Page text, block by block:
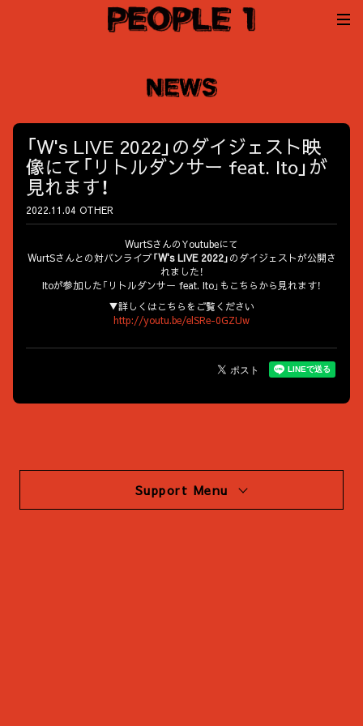
「W's LIVE 2022」のダイジェスト映
像にて「リトルダンサー feat. Ito」が
見れます！
2022.11.04 OTHER
WurtSさんのYoutubeにて
WurtSさんとの対バンライブ「W's LIVE 2022」のダイジェストが公開さ
れました！
Itoが参加した「リトルダンサー feat. Ito」もこちらから見れます！
▼詳しくはこちらをご覧ください
http://youtu.be/elSRe-0GZUw
Support Menu